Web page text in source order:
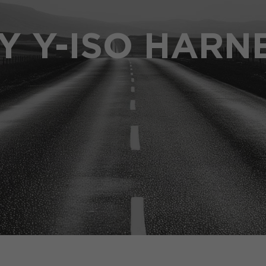
Y-ISO